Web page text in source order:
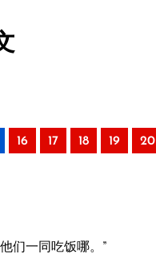
16 17 18 19 20
们一同吃饭哪。”